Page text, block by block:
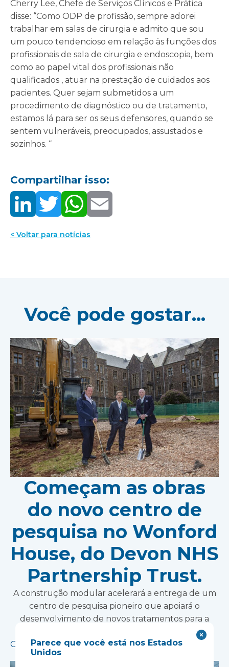
Cherry Lee, Chefe de Serviços Clínicos e Prática
disse: “Como ODP de profissão, sempre adorei
trabalhar em salas de cirurgia e admito que sou
um pouco tendencioso em relação às funções dos
profissionais de sala de cirurgia e endoscopia, bem
como ao papel vital dos profissionais não
qualificados , atuar na prestação de cuidados aos
pacientes. Quer sejam submetidos a um
procedimento de diagnóstico ou de tratamento,
estamos lá para ser os seus defensores, quando se
sentem vulneráveis, preocupados, assustados e
sozinhos. “
Compartilhar isso:
< Voltar para notícias
Você pode gostar...
Começam as obras
do novo centro de
pesquisa no Wonford
House, do Devon NHS
Partnership Trust.
A construção modular acelerará a entrega de um
centro de pesquisa pioneiro que apoiará o
desenvolvimento de novos tratamentos para a
Consulte Mais informação
Parece que você está nos Estados
Unidos